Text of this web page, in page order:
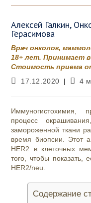
Алексей Галкин,
Герасимова
Врач онколог,
18+ лет. Принимает
Стоимость приема
Запись
17.12.2020 4
Иммуногистохимия,
процесс
замороженной ткани
время биопсии. Этот
HER2 в клеточных
того, чтобы показать,
HER2/neu
Содержание